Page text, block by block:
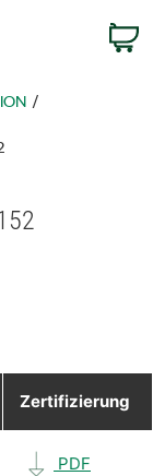
Zertifizierung
PDF